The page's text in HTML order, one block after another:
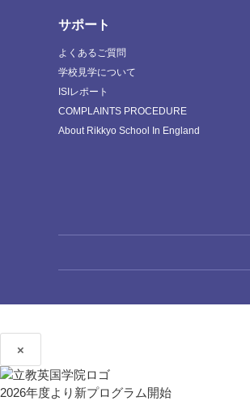
サポート
よくあるご質問
学校見学について
ISIレポート
COMPLAINTS PROCEDURE
About Rikkyo School In England
×
2026年度より新プログラム開始